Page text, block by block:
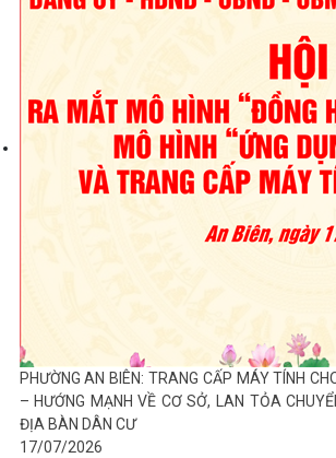
PHƯỜNG AN BIÊN: TRANG CẤP MÁY TÍNH
– HƯỚNG MẠNH VỀ CƠ SỞ, LAN TỎA
ĐỊA BÀN DÂN CƯ
17/07/2026